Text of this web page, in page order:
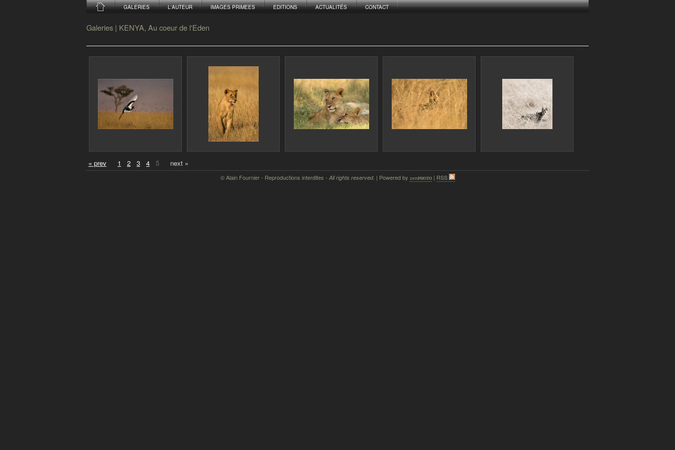
GALERIES L'AUTEUR IMAGES PRIMEES EDITIONS ACTUALITÉS CONTACT
Galeries | KENYA, Au coeur de l'Eden
« prev 1 2 3 4 5 next »
© Alain Fournier - Reproductions interdites - All rights reserved. | Powered by zenphoto| RSS